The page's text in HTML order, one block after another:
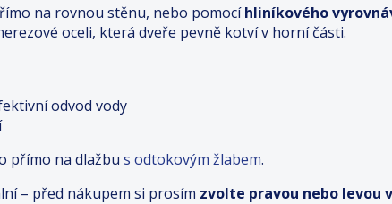
na rovnou stěnu, nebo pomocíhliníkového
oceli, která dveře pevně kotví v horní části.
odvod vody
přímo na dlažbu s odtokovým žlabem.
– před nákupem si prosím zvolte pravou nebo levou